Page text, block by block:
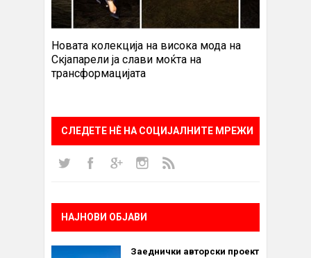
Новата колекција на висока мода на
Скјапарели ја слави моќта на
трансформацијата
СЛЕДЕТЕ НÈ НА СОЦИЈАЛНИТЕ МРЕЖИ
НАЈНОВИ ОБЈАВИ
Заеднички авторски проект